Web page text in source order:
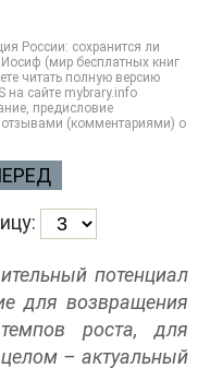
России: сохранится ли
(мир бесплатных книг
читать полную версию
на сайте mybrary.info
предисловие
отзывами (комментариями) о
потенциал
для возвращения
роста, для
– актуальный